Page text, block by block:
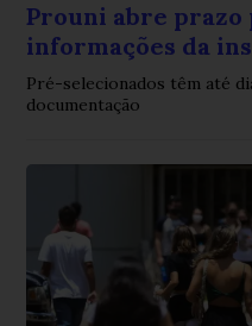
Prouni abre
informações da
Pré-selecionados têm até
documentação